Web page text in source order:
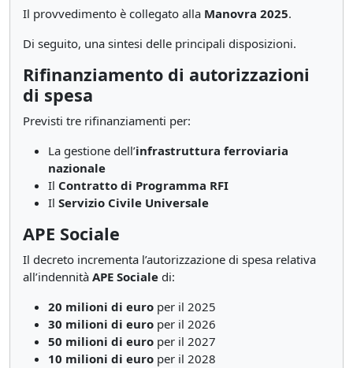
Il provvedimento è collegato alla Manovra 2025.
Di seguito, una sintesi delle principali disposizioni.
Rifinanziamento di autorizzazioni
di spesa
Previsti tre rifinanziamenti per:
La gestione dell’infrastruttura ferroviaria
nazionale
Il Contratto di Programma RFI
Il Servizio Civile Universale
APE Sociale
Il decreto incrementa l’autorizzazione di spesa relativa
all’indennità APE Sociale di:
20 milioni di euro per il 2025
30 milioni di euro per il 2026
50 milioni di euro per il 2027
10 milioni di euro per il 2028